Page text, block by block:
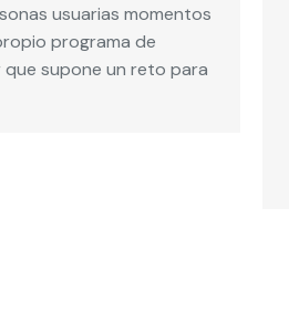
usuarias momentos
programa de
supone un reto para